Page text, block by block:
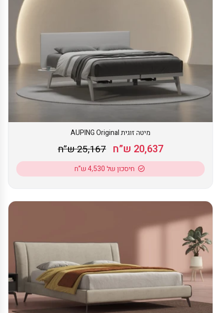
מיטה זוגית AUPING Original
20,637 ש”ח 25,167 ש”ח
חיסכון של 4,530 ש”ח